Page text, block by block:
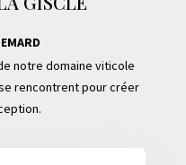
notre domaine viticole
rencontrent pour créer